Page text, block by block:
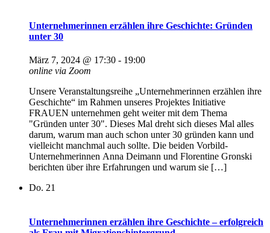
Unternehmerinnen erzählen ihre Geschichte: Gründen
unter 30
März 7, 2024 @ 17:30 - 19:00
online via Zoom
Unsere Veranstaltungsreihe „Unternehmerinnen erzählen ihre
Geschichte“ im Rahmen unseres Projektes Initiative
FRAUEN unternehmen geht weiter mit dem Thema
"Gründen unter 30". Dieses Mal dreht sich dieses Mal alles
darum, warum man auch schon unter 30 gründen kann und
vielleicht manchmal auch sollte. Die beiden Vorbild-
Unternehmerinnen Anna Deimann und Florentine Gronski
berichten über ihre Erfahrungen und warum sie […]
Do. 21
Unternehmerinnen erzählen ihre Geschichte – erfolgreich